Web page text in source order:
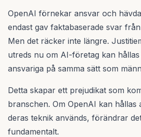
OpenAI förnekar ansvar och
endast gav faktabaserade svar
Men det räcker inte längre.
utreds nu om AI-företag kan
ansvariga på samma sätt som
Detta skapar ett prejudikat som
branschen. Om OpenAI kan
deras teknik används, förändrar
fundamentalt.